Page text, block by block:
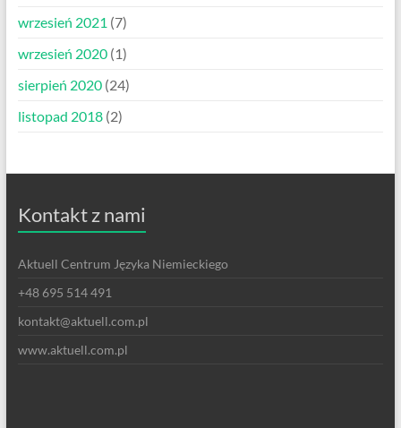
wrzesień 2021 (7)
wrzesień 2020(1)
sierpień 2020(24)
listopad 2018(2)
Kontakt z nami
Aktuell Centrum Języka Niemieckiego
+48 695 514 491
kontakt@aktuell.com.pl
www.aktuell.com.pl